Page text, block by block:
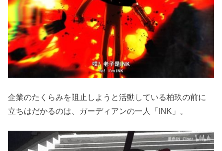
企業のたくらみを阻止しようと活動している柏玖の前に
立ちはだかるのは、ガーディアンの一人「INK」。